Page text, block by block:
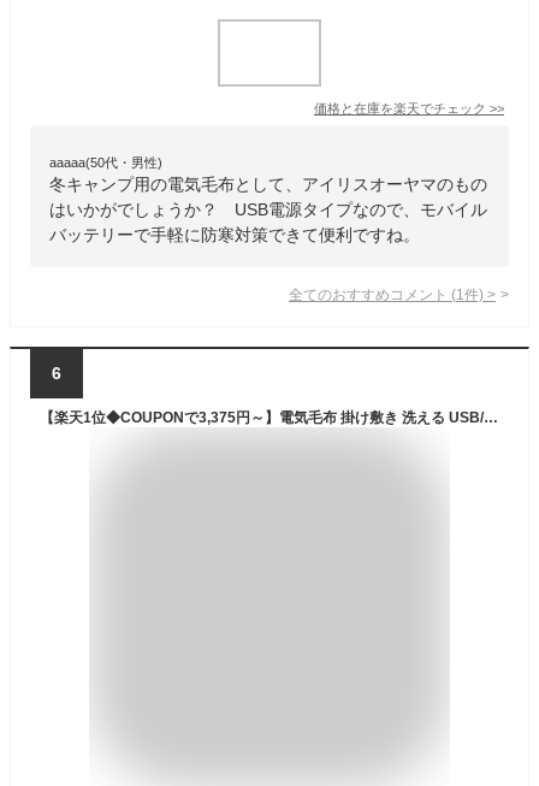
価格と在庫を楽天でチェック >>
aaaaa(50代・男性)
冬キャンプ用の電気毛布として、アイリスオーヤマのもの
はいかがでしょうか？ USB電源タイプなので、モバイル
バッテリーで手軽に防寒対策できて便利ですね。
全てのおすすめコメント (1 件) >
6
【楽天1位◆COUPONで3,375円～】電気毛布 掛け敷き 洗える USB/DC給電 バッテリー付き ふわとろ 電気ブランケット 大判 フランネル 日本製ヒーター ひざ掛け ダニ退治 コードレス 保温性 丸洗い 省エネ 3段階調節 過熱保護 ふわふわ 抗菌 着る毛布 オフィス 在宅勤務 速暖